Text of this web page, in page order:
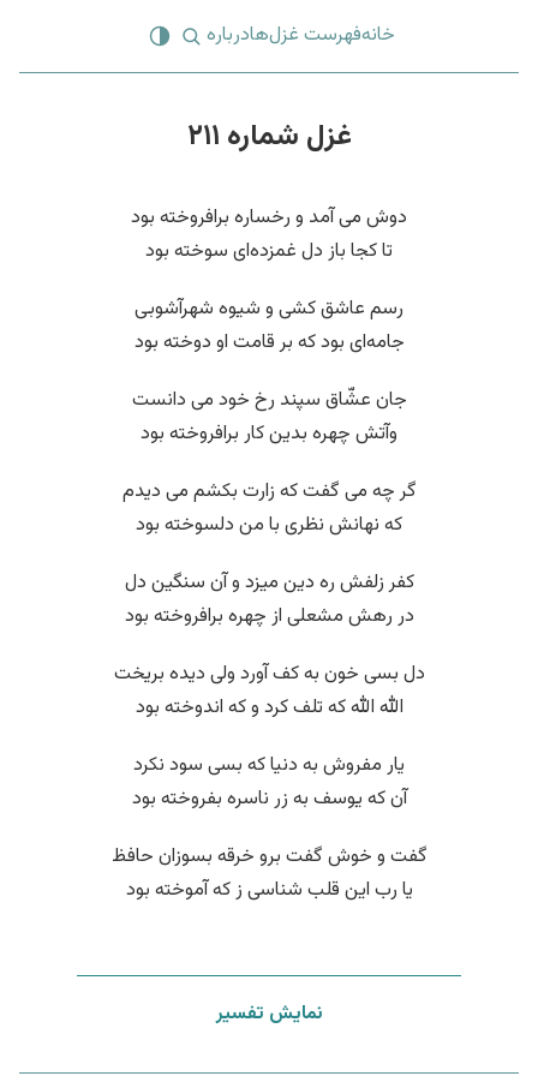
خانهفهرست غزل‌هادرباره
غزل شماره ۲۱۱
دوش می آمد و رخساره برافروخته بود
تا کجا باز دل غمزده‌ای سوخته بود
رسم عاشق کشی و شیوه شهرآشوبی
جامه‌ای بود که بر قامت او دوخته بود
جان عشّاق سپند رخ خود می دانست
وآتش چهره بدین کار برافروخته بود
گر چه می گفت که زارت بکشم می دیدم
که نهانش نظری با من دلسوخته بود
کفر زلفش ره دین میزد و آن سنگین دل
در رهش مشعلی از چهره برافروخته بود
دل بسی خون به کف آورد ولی دیده بریخت
الله الله که تلف کرد و که اندوخته بود
یار مفروش به دنیا که بسی سود نکرد
آن که یوسف به زر ناسره بفروخته بود
گفت و خوش گفت برو خرقه بسوزان حافظ
یا رب این قلب شناسی ز که آموخته بود
نمایش تفسیر